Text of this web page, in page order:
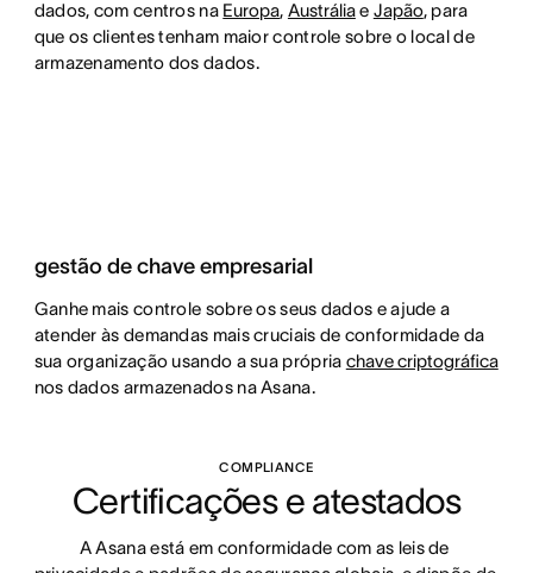
dados, com centros na Europa, Austráliae Japão, para
que os clientes tenham maior controle sobre o local de
armazenamento dos dados.
gestão de chave empresarial
Ganhe mais controle sobre os seus dados e ajude a
atender às demandas mais cruciais de conformidade da
sua organização usando a sua própria chave criptográfica
nos dados armazenados na Asana.
COMPLIANCE
Certificações e atestados
A Asana está em conformidade com as leis de